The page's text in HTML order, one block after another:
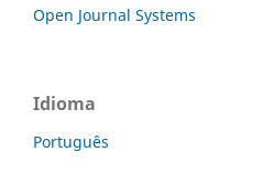
Open Journal Systems
Idioma
Português